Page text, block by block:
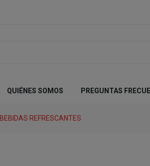
QUIÉNES SOMOS PREGUNTAS
BEBIDAS REFRESCANTES